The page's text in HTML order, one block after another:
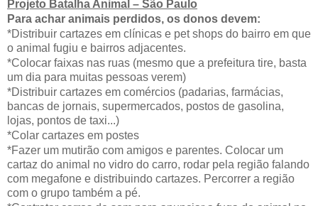
Projeto Batalha Animal – São Paulo
Para achar animais perdidos, os donos devem:
*Distribuir cartazes em clínicas e pet shops do bairro em que
o animal fugiu e bairros adjacentes.
*Colocar faixas nas ruas (mesmo que a prefeitura tire, basta
um dia para muitas pessoas verem)
*Distribuir cartazes em comércios (padarias, farmácias,
bancas de jornais, supermercados, postos de gasolina,
lojas, pontos de taxi...)
*Colar cartazes em postes
*Fazer um mutirão com amigos e parentes. Colocar um
cartaz do animal no vidro do carro, rodar pela região falando
com megafone e distribuindo cartazes. Percorrer a região
com o grupo também a pé.